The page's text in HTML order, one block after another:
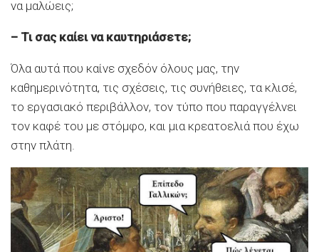
να μαλώεις;
– Τι σας καίει να καυτηριάσετε;
Όλα αυτά που καίνε σχεδόν όλους μας, την
καθημερινότητα, τις σχέσεις, τις συνήθειες, τα κλισέ,
το εργασιακό περιβάλλον, τον τύπο που παραγγέλνει
τον καφέ του με στόμφο, και μια κρεατοελιά που έχω
στην πλάτη.